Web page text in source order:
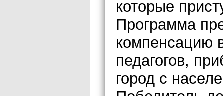
которые
Программа
компенсацию
педагогов,
город с